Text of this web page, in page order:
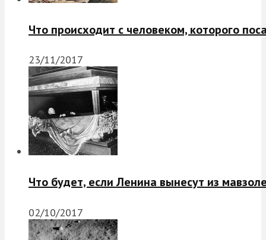
Что происходит с человеком, которого
23/11/2017
Что будет, если Ленина вынесут из
02/10/2017